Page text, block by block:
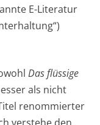
E-Literatur
Das flüssige
als nicht
renommierter